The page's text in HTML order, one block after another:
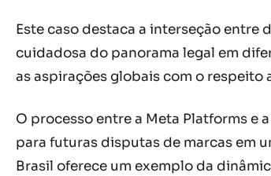
Este caso destaca a interseção
cuidadosa do panorama legal em
as aspirações globais com o
O processo entre a Meta Platforms e
para futuras disputas de marcas em
Brasil oferece um exemplo da